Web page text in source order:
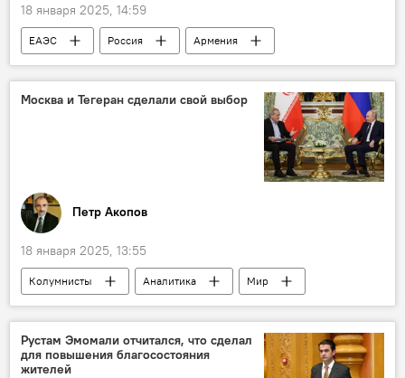
18 января 2025, 14:59
ЕАЭС Россия
Армения
Владимир Путин
Никол Пашинян
Москва и Тегеран сделали свой выбор
Петр Акопов
18 января 2025, 13:55
Колумнисты Аналитика
Мир
Иран
Россия
Владимир Путин
Масуд Пезешкиан
Рустам Эмомали отчитался, что сделал
для повышения благосостояния
жителей